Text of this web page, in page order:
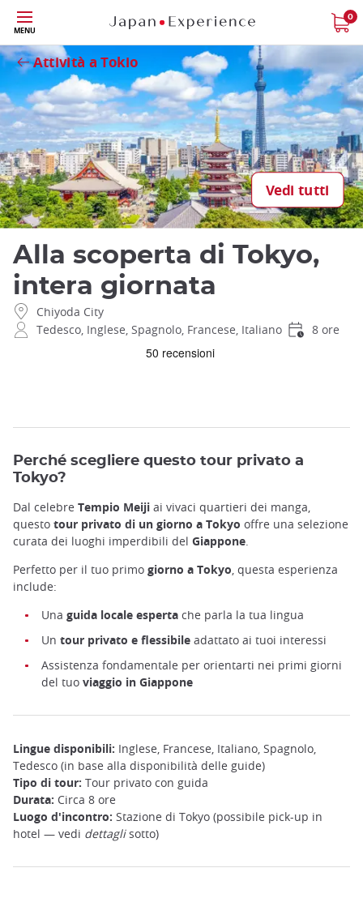
Skip
to
main
content
MENU
0
Attività a Tokio
Vedi tutti
Close
Alla scoperta di Tokyo,
intera giornata
Chiyoda City
Tedesco, Inglese, Spagnolo, Francese, Italiano
8 ore
Perché scegliere questo tour privato a
Tokyo?
Dal celebre Tempio Meiji ai vivaci quartieri dei manga,
questo tour privato di un giorno a Tokyo offre una selezione
curata dei luoghi imperdibili del Giappone
Perfetto per il tuo primo giorno a Tokyo, questa esperienza
include:
Una guida locale esperta che parla la tua lingua
Un tour privato e flessibile adattato ai tuoi interessi
Assistenza fondamentale per orientarti nei primi giorni
del tuo viaggio in Giappone
Lingue disponibili: Inglese, Francese, Italiano, Spagnolo,
Tedesco (in base alla disponibilità delle guide)
Tipo di tour: Tour privato con guida
Durata: Circa 8 ore
Luogo d'incontro: Stazione di Tokyo (possibile pick-up in
hotel — vedi dettaglisotto)